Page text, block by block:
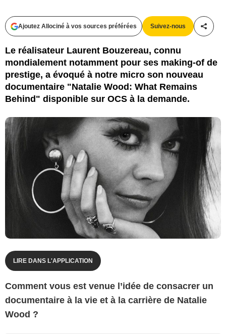
Ajoutez Allociné à vos sources préférées Suivez-nous
Le réalisateur Laurent Bouzereau, connu
mondialement notamment pour ses making-of de
prestige, a évoqué à notre micro son nouveau
documentaire "Natalie Wood: What Remains
Behind" disponible sur OCS à la demande.
LIRE DANS L'APPLICATION
Comment vous est venue l’idée de consacrer un
documentaire à la vie et à la carrière de Natalie
Wood ?